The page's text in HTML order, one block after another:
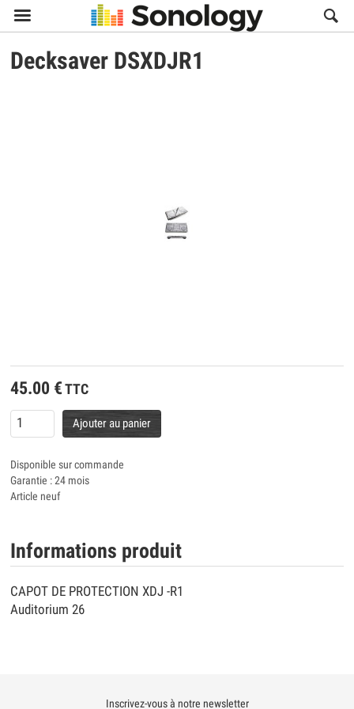

Decksaver DSXDJR1
45.00 € TTC
Ajouter au panier
Disponible sur commande
Garantie : 24 mois
Article neuf
Informations produit
CAPOT DE PROTECTION XDJ -R1
Auditorium 26
Inscrivez-vous à notre newsletter